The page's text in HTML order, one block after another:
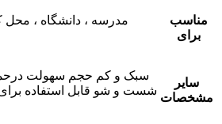
مناسب
برای
مدرسه ، دانشگاه ، محل
سایر
مشخصات
سبک و کم حجم سهولت درحمل
شست و شو قابل استفاده